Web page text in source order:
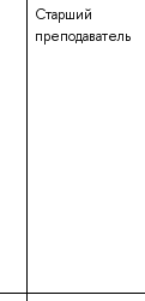
Старший
преподаватель